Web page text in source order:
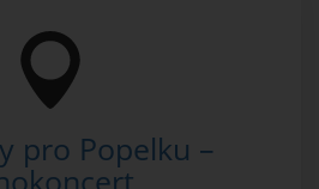
pro Popelku –